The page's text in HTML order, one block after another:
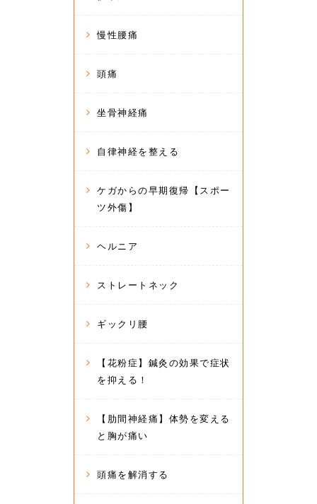
慢性腰痛
頭痛
坐骨神経痛
自律神経を整える
ケガからの早期復帰【スポー
ツ外傷】
ヘルニア
ストレートネック
ギックリ腰
【花粉症】鍼灸の効果で症状
を抑える！
【肋間神経痛】体勢を変える
と胸が痛い
頭痛を解消する